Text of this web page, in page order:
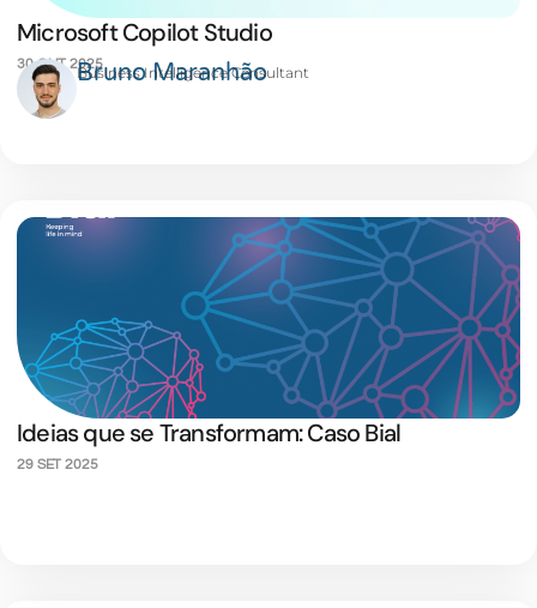
Microsoft Copilot Studio
30 OUT 2025Bruno Maranhão
Business Intelligence Consultant
Ideias que se Transformam: Caso Bial
29 SET 2025